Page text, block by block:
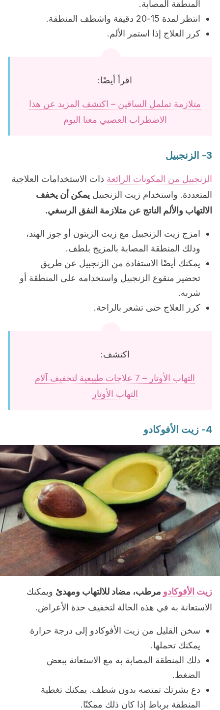
المنطقة المصابة.
انتظر لمدة 15-20 دقيقة واشطف المنطقة.
كرر العلاج إذا استمر الألم.
اقرأ أيضًا:
متلازمة تململ الساقين – اكتشف المزيد عن هذا
الاضطراب العصبي معنا اليوم
3- الزنجبيل
الزنجبيل من المكونات الرائعة ذات الاستخدامات العلاجية
المتعددة. واستخدام زيت الزنجبيل يمكن أن يخفف
الالتهاب والألم الناتج عن متلازمة النفق الرسغي.
امزج زيت الزنجبيل مع زيت الزيتون أو جوز الهند،
ودلك المنطقة المصابة بالمزيج بلطف.
يمكنك أيضًا الاستفادة من الزنجبيل عن طريق
تحضير منقوع الزنجبيل واستخدامه على المنطقة أو
شربه.
كرر العلاج حتى تشعر بالراحة.
اكتشف:
التهاب الأوتار – 7 علاجات طبيعية لتخفيف آلام
التهاب الأوتار
4- زيت الأفوكادو
زيت الأفوكادو مرطب، مضاد للالتهاب ومهدئ ويمكنك
الاستعانة به في هذه الحالة لتخفيف حدة الأعراض.
سخن القليل من زيت الأفوكادو إلى درجة حرارة
يمكنك تحملها.
دلك المنطقة المصابة به مع الاستعانة ببعض
الضغط.
دع بشرتك تمتصه بدون شطف. يمكنك تغطية
المنطقة برباط إذا كان ذلك ممكنًا.